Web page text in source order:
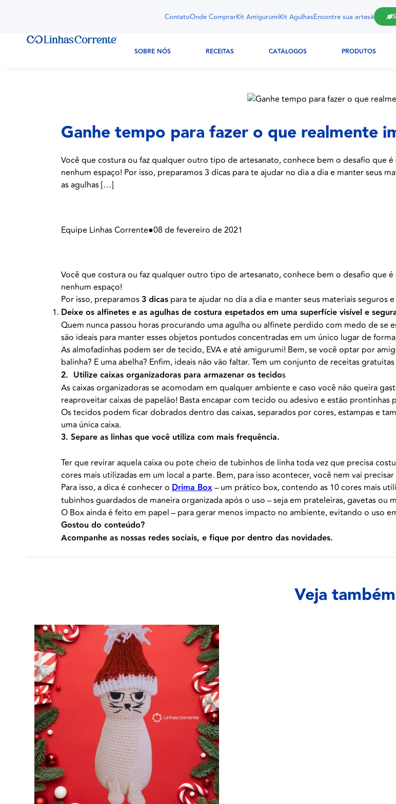
ContatoOnde ComprarKit AmigurumiKit AgulhasEncontre sua artesã
SOBRE NÓS RECEITAS CATÁLOGOS PRODUTOS
Ganhe tempo para fazer o que realmente
Você que costura ou faz qualquer outro tipo de artesanato, conhece bem o desafio que
nenhum espaço! Por isso, preparamos 3 dicas para te ajudar no dia a dia e manter seus
as agulhas […]
Equipe Linhas Corrente●08 de fevereiro de 2021
Você que costura ou faz qualquer outro tipo de artesanato, conhece bem o desafio que
nenhum espaço!
Por isso, preparamos 3 dicaspara te ajudar no dia a dia e manter seus materiais seguros
Deixe os alfinetes e as agulhas de costura espetados em uma superfície visível e
Quem nunca passou horas procurando uma agulha ou alfinete perdido com medo de se
são ideais para manter esses objetos pontudos concentradas em um único lugar de
As almofadinhas podem ser de tecido, EVA e até amigurumi! Bem, se você optar por
balinha? E uma abelha? Enfim, ideais não vão faltar. Tem um conjunto de receitas gratuitas
2. Utilize caixas organizadoras para armazenar os tecidos
As caixas organizadoras se acomodam em qualquer ambiente e caso você não queira
reaproveitar caixas de papelão! Basta encapar com tecido ou adesivo e estão prontinhas
Os tecidos podem ficar dobrados dentro das caixas, separados por cores, estampas e
uma única caixa.
3. Separe as linhas que você utiliza com mais frequência.
Ter que revirar aquela caixa ou pote cheio de tubinhos de linha toda vez que precisa
cores mais utilizadas em um local a parte. Bem, para isso acontecer, você nem vai
Para isso, a dica é conhecer oDrima Box– um prático box, contendo as 10 cores mais
tubinhos guardados de maneira organizada após o uso – seja em prateleiras, gavetas ou
O Box ainda é feito em papel – para gerar menos impacto no ambiente, evitando o uso
Gostou do conteúdo?
Acompanhe as nossas redes sociais, e fique por dentro das novidades.
Veja também